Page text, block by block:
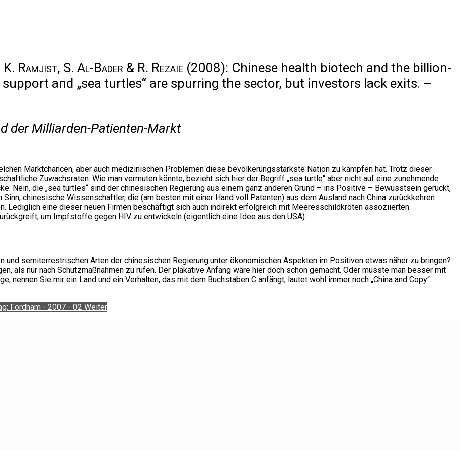
Ramjist, S. Al-Bader & R. Rezaie (2008): Chinese health biotech and the billion-
and „sea turtles“ are spurring the sector, but investors lack exits. –
der Milliarden-Patienten-Markt
Marktchancen, aber auch medizinischen Problemen diese bevölkerungsstärkste Nation zu kämpfen hat. Trotz dieser
Zuwachsraten. Wie man vermuten könnte, bezieht sich hier der Begriff „sea turtle“ aber nicht auf eine zunehmende
Nein, die „sea turtles“ sind der chinesischen Regierung aus einem ganz anderen Grund – ins Positive – Bewusstsein gerückt,
chinesische Wissenschaftler, die (am besten mit einer Hand voll Patenten) aus dem Ausland nach China zurückkehren
Lediglich eine dieser neuen Firmen beschäftigt sich auch indirekt erfolgreich mit Meeresschildkröten assoziierten
um Impfstoffe gegen HIV zu entwickeln (eigentlich eine Idee aus den USA).
und semiterrestrischen Arten der chinesischen Regierung unter ökonomischen Aspekten im Positiven etwas näher zu bringen?
als nur nach Schutzmaßnahmen zu rufen. Der plakative Anfang wäre hier doch schon gemacht. Oder müsste man besser mit
nennen Sie mir ein Land und ein Verhalten, das mit dem Buchstaben C anfängt, lautet wohl immer noch „China and Copy“.
Fordham - 2007 - 02 Weiter